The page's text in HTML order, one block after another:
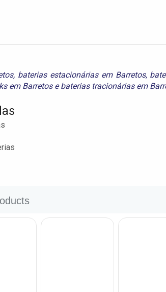
, baterias estacionárias em Barretos,
em Barretosebaterias tracionárias em